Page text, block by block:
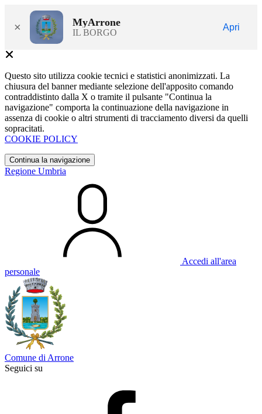
× MyArrone
IL BORGO
Apri
Questo sito utilizza cookie tecnici e statistici anonimizzati. La
chiusura del banner mediante selezione dell'apposito comando
contraddistinto dalla X o tramite il pulsante "Continua la
navigazione" comporta la continuazione della navigazione in
assenza di cookie o altri strumenti di tracciamento diversi da quelli
sopracitati.
COOKIE POLICY
Continua la navigazione
Regione Umbria
Accedi all'area
personale
Comune di Arrone
Seguici su